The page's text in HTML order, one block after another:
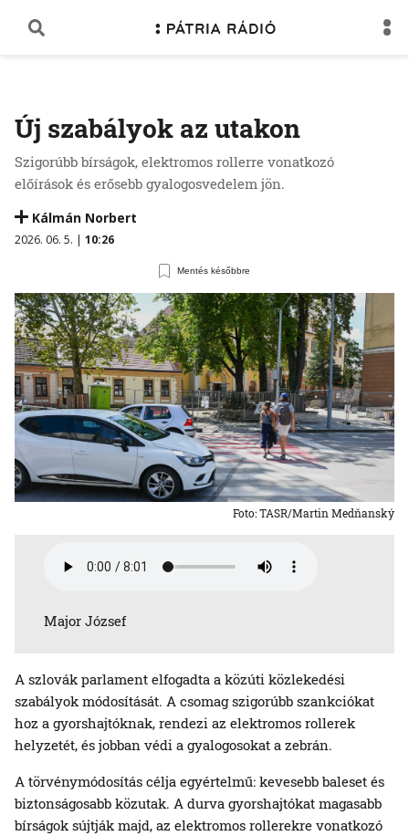
Új szabályok az utakon
Szigorúbb bírságok, elektromos rollerre vonatkozó
előírások és erősebb gyalogosvedelem jön.
Kálmán Norbert
2026. 06. 5. | 10:26
Mentés későbbre
Foto: TASR/Martin Medňanský
Major József
A szlovák parlament elfogadta a közúti közlekedési
szabályok módosítását. A csomag szigorúbb szankciókat
hoz a gyorshajtóknak, rendezi az elektromos rollerek
helyzetét, és jobban védi a gyalogosokat a zebrán.
A törvénymódosítás célja egyértelmű: kevesebb baleset és
biztonságosabb közutak. A durva gyorshajtókat magasabb
bírságok sújtják majd, az elektromos rollerekre vonatkozó